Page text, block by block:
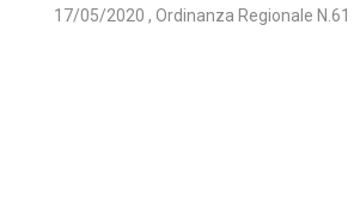
17/05/2020 , Ordinanza Regionale